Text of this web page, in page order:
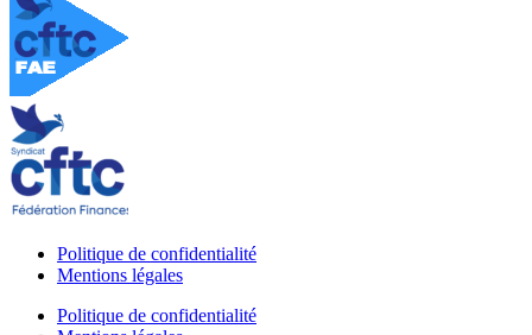
Politique de confidentialité
Mentions légales
Politique de confidentialité